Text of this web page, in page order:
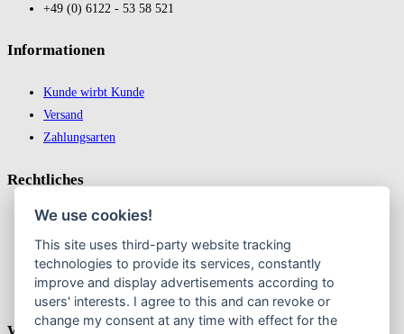
+49 (0) 6122 - 53 58 521
In­for­ma­tio­nen
Kunde wirbt Kunde
Versand
Zahlungsarten
Recht­liches
Impressum
Datenschutz
AGB
Widerrufsbelehrung & Widerruf erklären
We use cookies!
This site uses third-party website tracking
technologies to provide its services, constantly
improve and display advertisements according to
users' interests. I agree to this and can revoke or
change my consent at any time with effect for the